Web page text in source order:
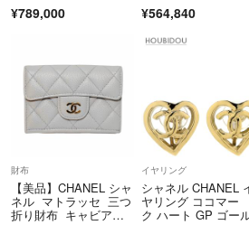
原則24時間以内・匿名で発送します
商品をできるだけお安くするために簡易的
で丁寧に梱包いたしますのでご安心ください
【注意事項】
ほとんどの商品が「中古品」であるため、
記載掲載しきれない傷や汚れ等がございま
せ。
気持ちのいいお取り引きができますよう誠
す！
ュ 新品未使用
¥789,000 【中古】レディース
¥564,840
財布
【美品】CHANEL シャ
ネル マトラッセ 三つ
折り財布 キャビアス
イヤリング
シャネル CHANEL
ヤリング ココマー
ク ハート GP ゴー